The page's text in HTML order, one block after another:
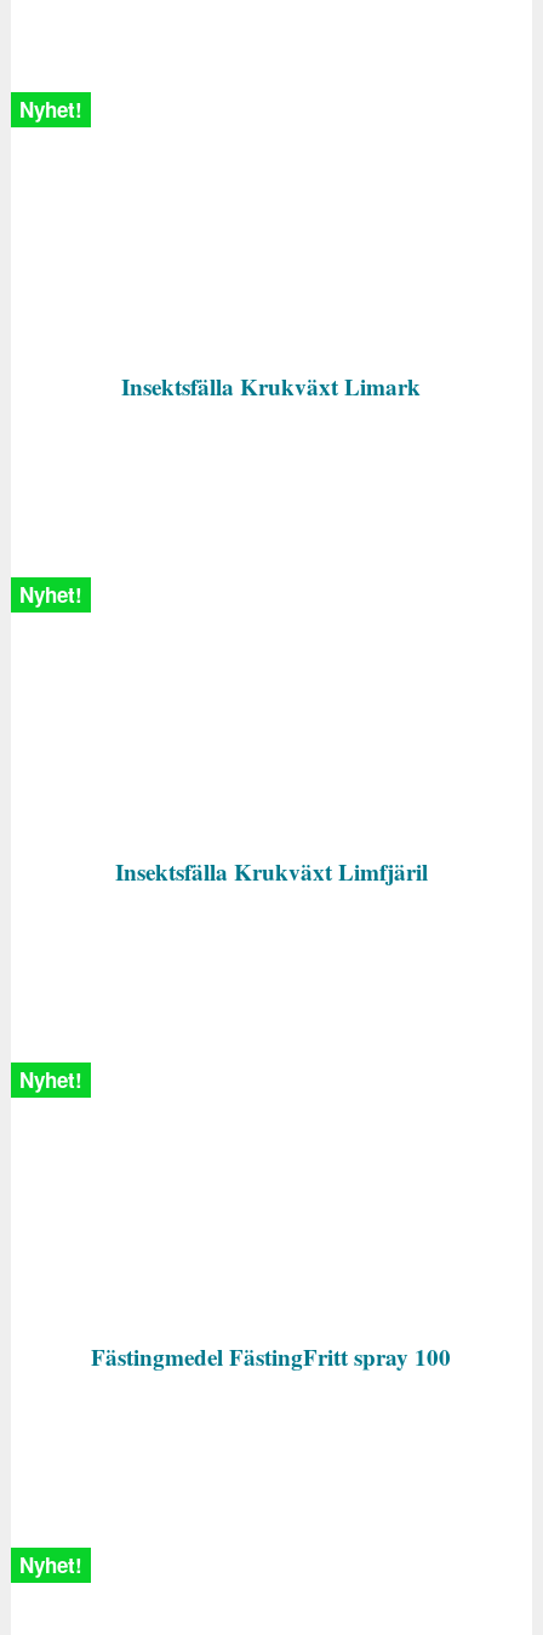
Insektsfälla Krukväxt Limark
Nyhet!
Insektsfälla Krukväxt Limfjäril
Nyhet!
Fästingmedel FästingFritt spray 100
Nyhet!
Nyhet!